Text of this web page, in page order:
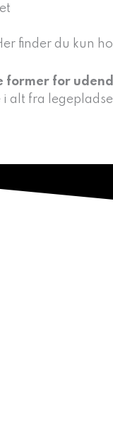
finder du kun
for
alt fra